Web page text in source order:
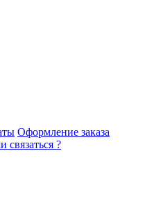
Оформление заказа
связаться ?